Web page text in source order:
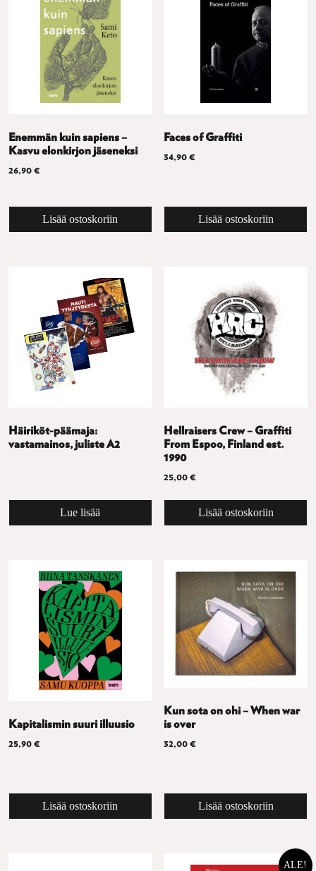
Enemmän kuin sapiens –
Kasvu elonkirjon jäseneksi
26,90 €
Lisää ostoskoriin
Faces of Graffiti
34,90€
Lisää ostoskoriin
Häiriköt-päämaja:
vastamainos, juliste A2
Lue lisää
Hellraisers Crew – Graffiti
From Espoo, Finland est.
1990
25,00€
Lisää ostoskoriin
Kapitalismin suuri illuusio
25,90 €
Lisää ostoskoriin
Kun sota on ohi – When war
is over
32,00€
Lisää ostoskoriin
ALE!